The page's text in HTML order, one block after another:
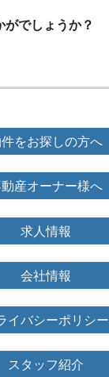
でしょうか？
をお探しの方へ
産オーナー様へ
求人情報
会社情報
イバシーポリシー
スタッフ紹介